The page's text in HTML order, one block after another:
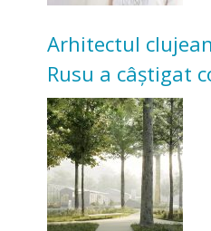
Arhitectul
Rusu a câștigat
transformarea
Universitarilor